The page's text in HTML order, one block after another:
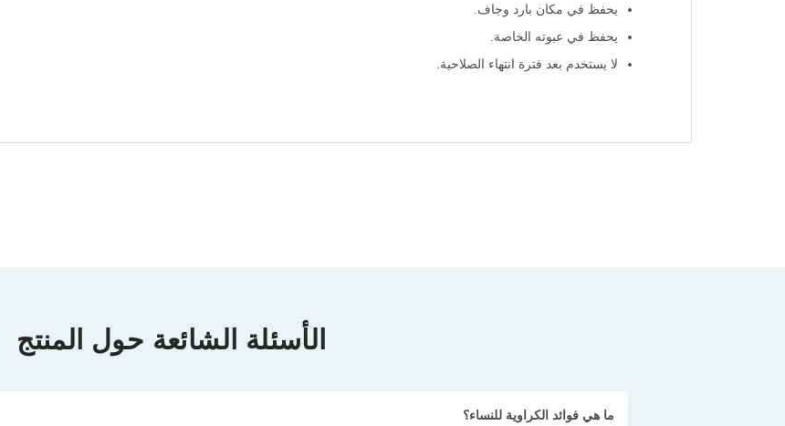
يحفظ في مكان بارد وجاف.
يحفظ في عبوته الخاصة.
لا يستخدم بعد فترة انتهاء الصلاحية.
الأسئلة الشائعة حول المنتج
ما هي فوائد الكراوية للنساء؟